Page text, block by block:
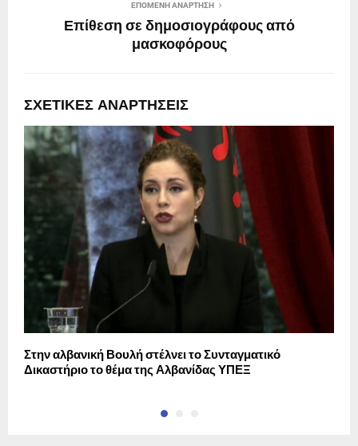
ΕΠΌΜΕΝΗ ΑΝΆΡΤΗΣΗ
Επίθεση σε δημοσιογράφους από
μασκοφόρους
ΣΧΕΤΙΚΈΣ ΑΝΑΡΤΉΣΕΙΣ
Στην αλβανική Βουλή στέλνει το Συνταγματικό
Δικαστήριο το θέμα της Αλβανίδας ΥΠΕΞ